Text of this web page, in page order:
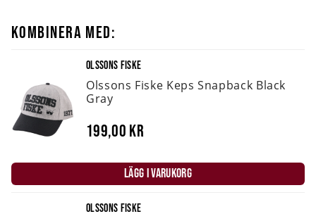
KOMBINERA MED:
OLSSONS FISKE
Olssons Fiske Keps Snapback Black
Gray
199,00 kr
LÄGG I VARUKORG
OLSSONS FISKE